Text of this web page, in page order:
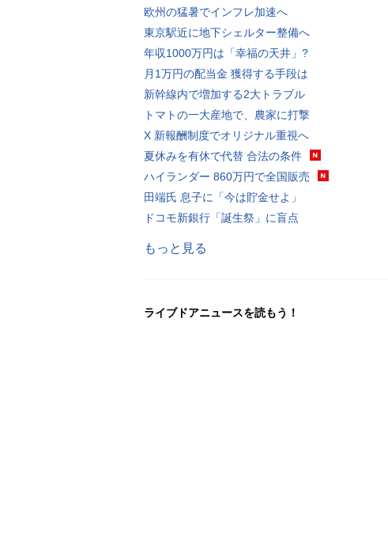
欧州の猛暑でインフレ加速へ
東京駅近に地下シェルター整備へ
年収1000万円は「幸福の天井」?
月1万円の配当金 獲得する手段は
新幹線内で増加する2大トラブル
トマトの一大産地で、農家に打撃
X 新報酬制度でオリジナル重視へ
夏休みを有休で代替 合法の条件
ハイランダー 860万円で全国販売
田端氏 息子に「今は貯金せよ」
ドコモ新銀行「誕生祭」に盲点
もっと見る
ライブドアニュースを読もう！